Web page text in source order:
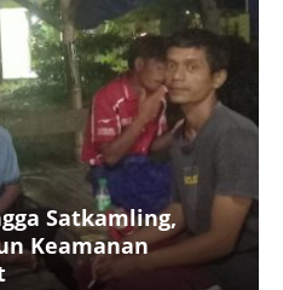
Satkamling,
Keamanan